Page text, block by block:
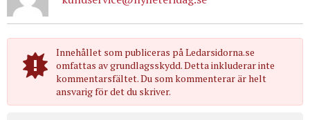
Innehållet som publiceras på Ledarsidorna.se
omfattas av grundlagsskydd. Detta inkluderar inte
kommentarsfältet. Du som kommenterar är helt
ansvarig för det du skriver.